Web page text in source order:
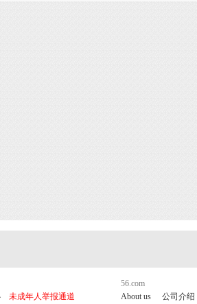
未成年人举报通道
56.com
About us
公司介绍